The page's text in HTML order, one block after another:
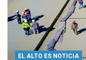
EL ALTO ES NOTICIA